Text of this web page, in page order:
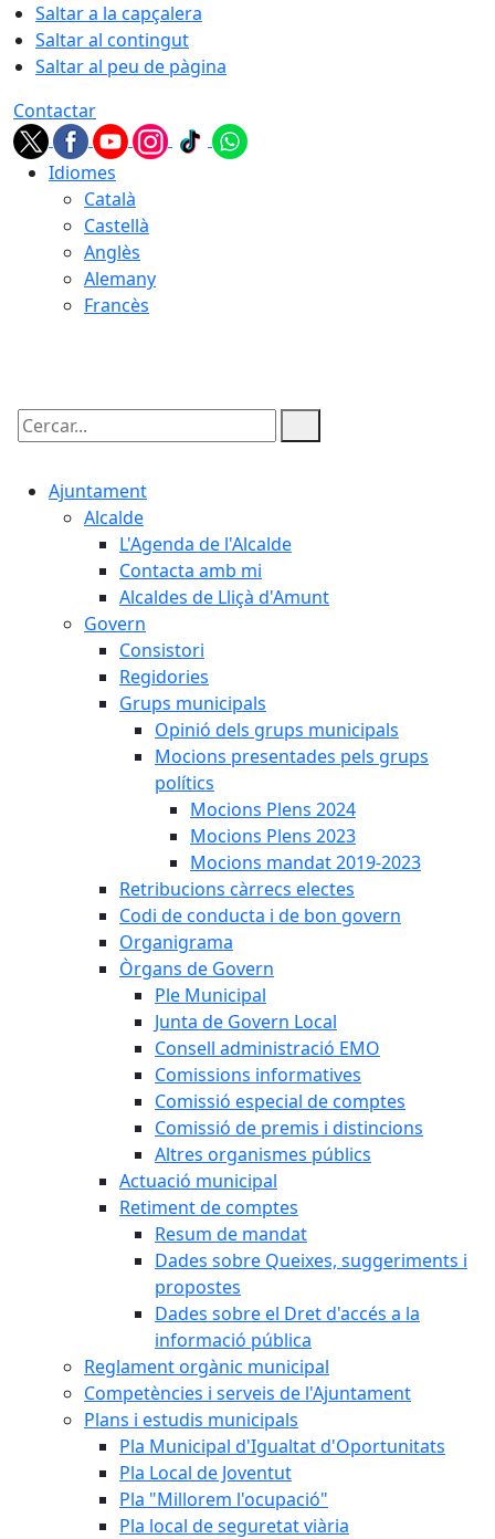
Saltar a la capçalera
Saltar al contingut
Saltar al peu de pàgina
Contactar
Idiomes
Català
Castellà
Anglès
Alemany
Francès
Cercar:
Ajuntament
Alcalde
L'Agenda de l'Alcalde
Contacta amb mi
Alcaldes de Lliçà d'Amunt
Govern
Consistori
Regidories
Grups municipals
Opinió dels grups municipals
Mocions presentades pels grups
polítics
Mocions Plens 2024
Mocions Plens 2023
Mocions mandat 2019-2023
Retribucions càrrecs electes
Codi de conducta i de bon govern
Organigrama
Òrgans de Govern
Ple Municipal
Junta de Govern Local
Consell administració EMO
Comissions informatives
Comissió especial de comptes
Comissió de premis i distincions
Altres organismes públics
Actuació municipal
Retiment de comptes
Resum de mandat
Dades sobre Queixes, suggeriments i
propostes
Dades sobre el Dret d'accés a la
informació pública
Reglament orgànic municipal
Competències i serveis de l'Ajuntament
Plans i estudis municipals
Pla Municipal d'Igualtat d'Oportunitats
Pla Local de Joventut
Pla "Millorem l'ocupació"
Pla local de seguretat viària